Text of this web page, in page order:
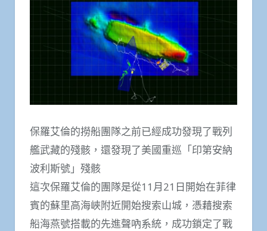
保羅艾倫的撈船團隊之前已經成功發現了戰列
艦武藏的殘骸，還發現了美國重巡「印第安納
波利斯號」殘骸
這次保羅艾倫的團隊是從11月21日開始在菲律
賓的蘇里高海峽附近開始搜索山城，憑藉搜索
船海燕號搭載的先進聲吶系統，成功鎖定了戰